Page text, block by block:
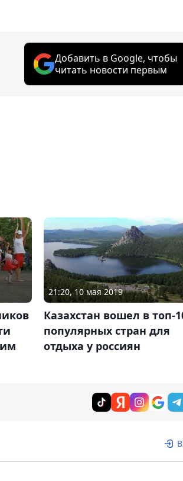
Добавить в Google, чтобы
читать новости первым
21:20, 10 мая 2019
Казахстан вошел в топ-
популярных стран для
отдыха у россиян